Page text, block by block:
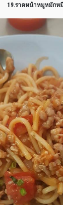
19.ราดหน้าหมูหมักห